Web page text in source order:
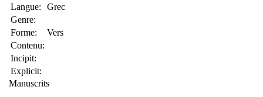
Langue:
Grec
Genre:
Forme:
Vers
Contenu:
Incipit:
Explicit:
Manuscrits